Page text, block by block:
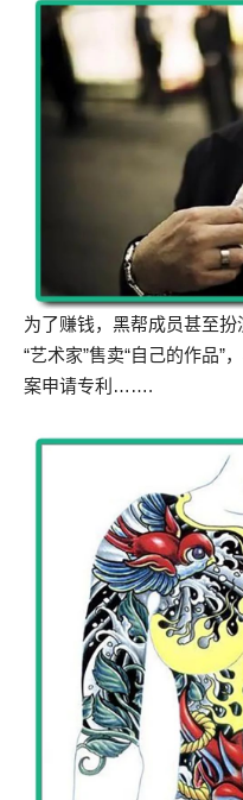
为了赚钱，黑帮成员甚至
“艺术家”售卖“自己的作品”
案申请专利…….